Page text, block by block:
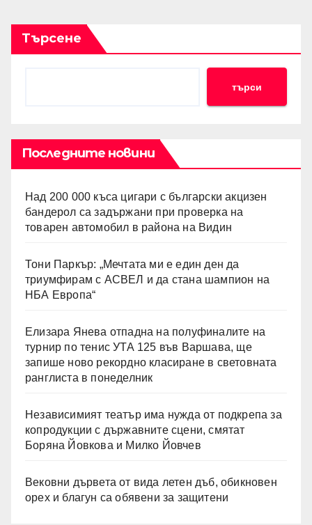
Търсене
търси
Последните новини
Над 200 000 къса цигари с български акцизен
бандерол са задържани при проверка на
товарен автомобил в района на Видин
Тони Паркър: „Мечтата ми е един ден да
триумфирам с АСВЕЛ и да стана шампион на
НБА Европа“
Елизара Янева отпадна на полуфиналите на
турнир по тенис УТА 125 във Варшава, ще
запише ново рекордно класиране в световната
ранглиста в понеделник
Независимият театър има нужда от подкрепа за
копродукции с държавните сцени, смятат
Боряна Йовкова и Милко Йовчев
Вековни дървета от вида летен дъб, обикновен
орех и благун са обявени за защитени